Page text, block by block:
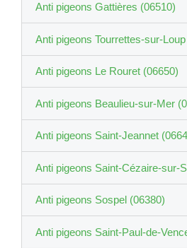
Anti pigeons Gattières (06510)
Anti pigeons Tourrettes-sur-
Anti pigeons Le Rouret (06650)
Anti pigeons Beaulieu-sur-Mer
Anti pigeons Saint-Jeannet
Anti pigeons Saint-Cézaire-sur-
Anti pigeons Sospel (06380)
Anti pigeons Saint-Paul-de-